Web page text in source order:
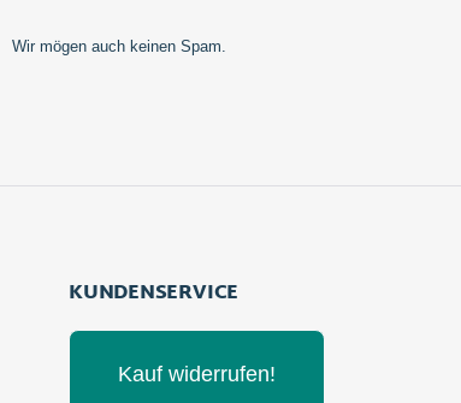
Wir mögen auch keinen Spam.
KUNDENSERVICE
Kauf widerrufen!